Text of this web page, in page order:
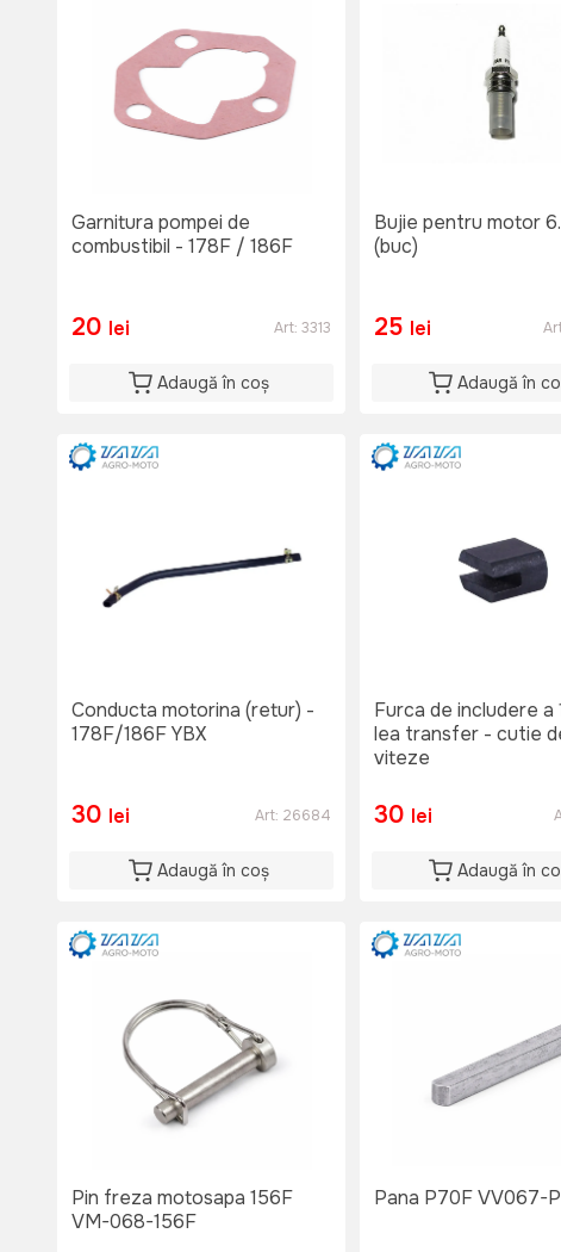
Garnitura pompei de
combustibil - 178F / 186F
20 lei Art: 3313
Adaugă în coș
Bujie pentru motor
(buc)
25 lei
Adaugă în
Conducta motorina (retur) -
178F/186F YBX
30 lei Art: 26684
Adaugă în coș
Furca de includere a
lea transfer - cutie
viteze
30 lei
Adaugă în
Pin freza motosapa 156F
VM-068-156F
Pana P70F